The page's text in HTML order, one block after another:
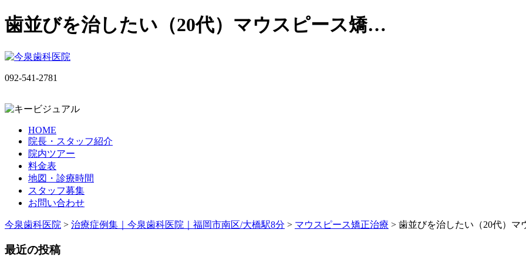
歯並びを治したい（20代）マウスピース矯…
092-541-2781
HOME
院長・スタッフ紹介
院内ツアー
料金表
地図・診療時間
スタッフ募集
お問い合わせ
今泉歯科医院 > 治療症例集｜今泉歯科医院｜福岡市南区/大橋駅8分 > マウスピース矯正治療 > 歯並びを治したい（20代）マ
最近の投稿